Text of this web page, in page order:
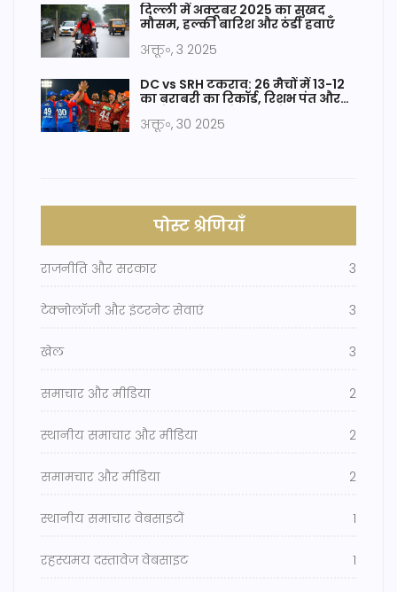
दिल्ली में अक्टूबर 2025 का सुखद
मौसम, हल्की बारिश और ठंडी हवाएँ
अक्तू॰, 3 2025
DC vs SRH टकराव: 26 मैचों में 13-12
का बराबरी का रिकॉर्ड, रिशभ पंत और
अक्तू॰, 30 2025
पोस्ट श्रेणियाँ
राजनीति और सरकार 3
टेक्नोलॉजी और इंटरनेट सेवाएं 3
खेल 3
समाचार और मीडिया 2
स्थानीय समाचार और मीडिया 2
समामचार और मीडिया 2
स्थानीय समाचार वेबसाइटों 1
रहस्यमय दस्तावेज वेबसाइट 1